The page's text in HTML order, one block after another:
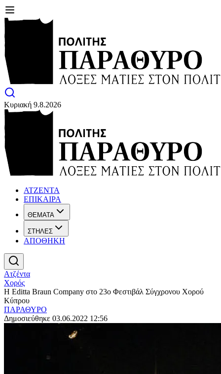
Κυριακή 9.8.2026
ΑΤΖΕΝΤΑ
ΕΠΙΚΑΙΡΑ
ΘΕΜΑΤΑ
ΣΤΗΛΕΣ
ΑΠΟΘΗΚΗ
Ατζέντα
Χορός
Η Editta Braun Company στο 23ο Φεστιβάλ Σύγχρονου Χορού
Κύπρου
ΠΑΡΑΘΥΡΟ
Δημοσιεύθηκε 03.06.2022 12:56